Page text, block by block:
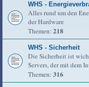
WHS -
Alles rund um den
der Hardware
Themen: 218
WHS - Sicherheit
Die Sicherheit ist
Servers, der mit dem
Themen: 316